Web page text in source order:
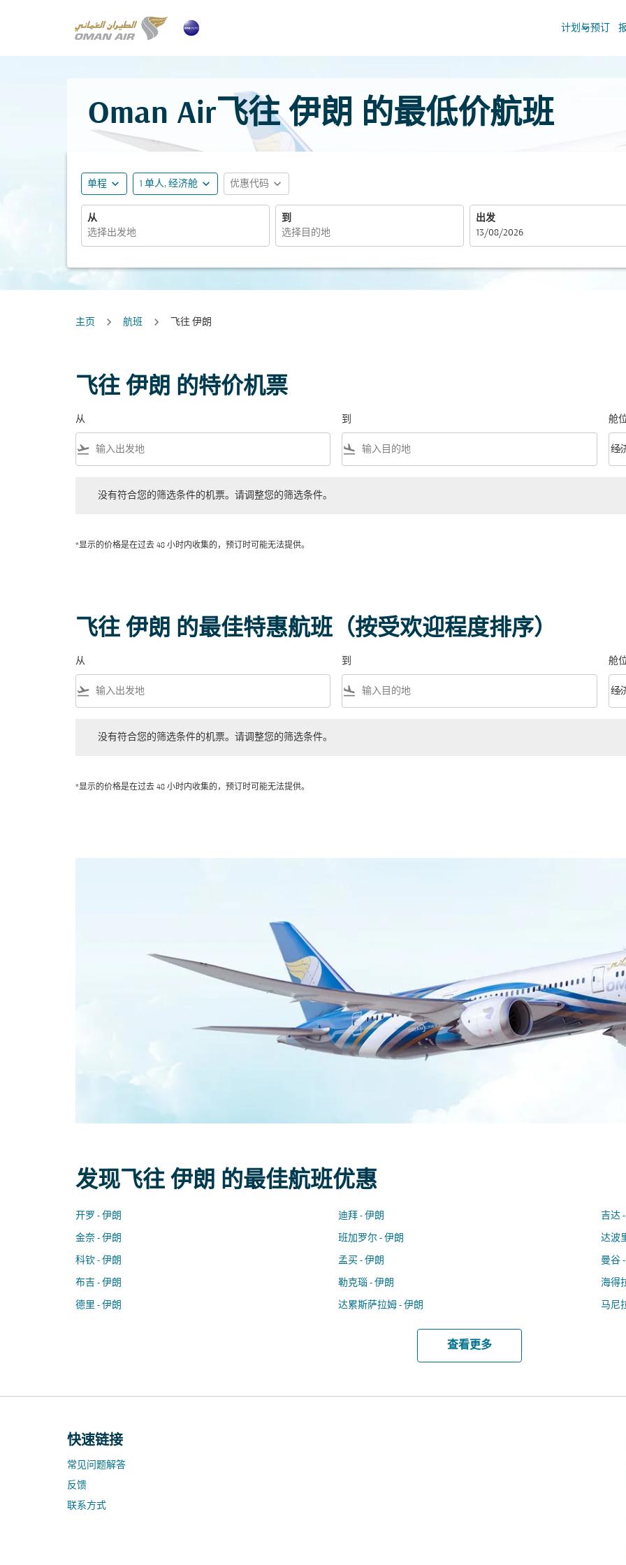
计划与预订
keyboard_arrow_down
Oman Air飞往 伊朗 的最低价航班
单程 expand_more 1 单人, 经济舱 expand_more 优惠代码 expand_more
从 到
出发
fc-booking-departure-date-aria-label
13/08/2026
主页 航班 飞往 伊朗
飞往 伊朗 的特价机票
从
flight_takeoff
到
flight_land
舱
舱
经
keyboard_arrow_down
没有符合您的筛选条件的机票。请调整您的筛选条件。
*显示的价格是在过去 48 小时内收集的，预订时可能无法提供。
飞往 伊朗 的最佳特惠航班（按受欢迎程度排序）
从
flight_takeoff
到
flight_land
舱
舱
经
keyboard_arrow_down
没有符合您的筛选条件的机票。请调整您的筛选条件。
*显示的价格是在过去 48 小时内收集的，预订时可能无法提供。
发现飞往 伊朗 的最佳航班优惠
开罗 - 伊朗 迪拜 - 伊朗 吉达
金奈 - 伊朗 班加罗尔 - 伊朗 达波
科钦 - 伊朗 孟买 - 伊朗 曼谷
布吉 - 伊朗 勒克瑙 - 伊朗 海得
德里 - 伊朗 达累斯萨拉姆 - 伊朗 马尼
查看更多
快速链接
常见问题解答
反馈
联系方式